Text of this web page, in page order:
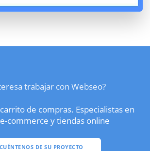
trabajar con Webseo?
de compras. Especialistas en
commerce y tiendas online
CUÉNTENOS DE SU PROYECTO